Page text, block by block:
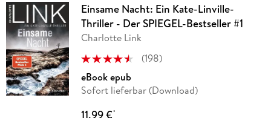
Einsame Nacht: Ein Kate-Linville-
Thriller - Der SPIEGEL-Bestseller #1
Charlotte Link
(198)
eBook epub
Sofort lieferbar (Download)
11,99 €*